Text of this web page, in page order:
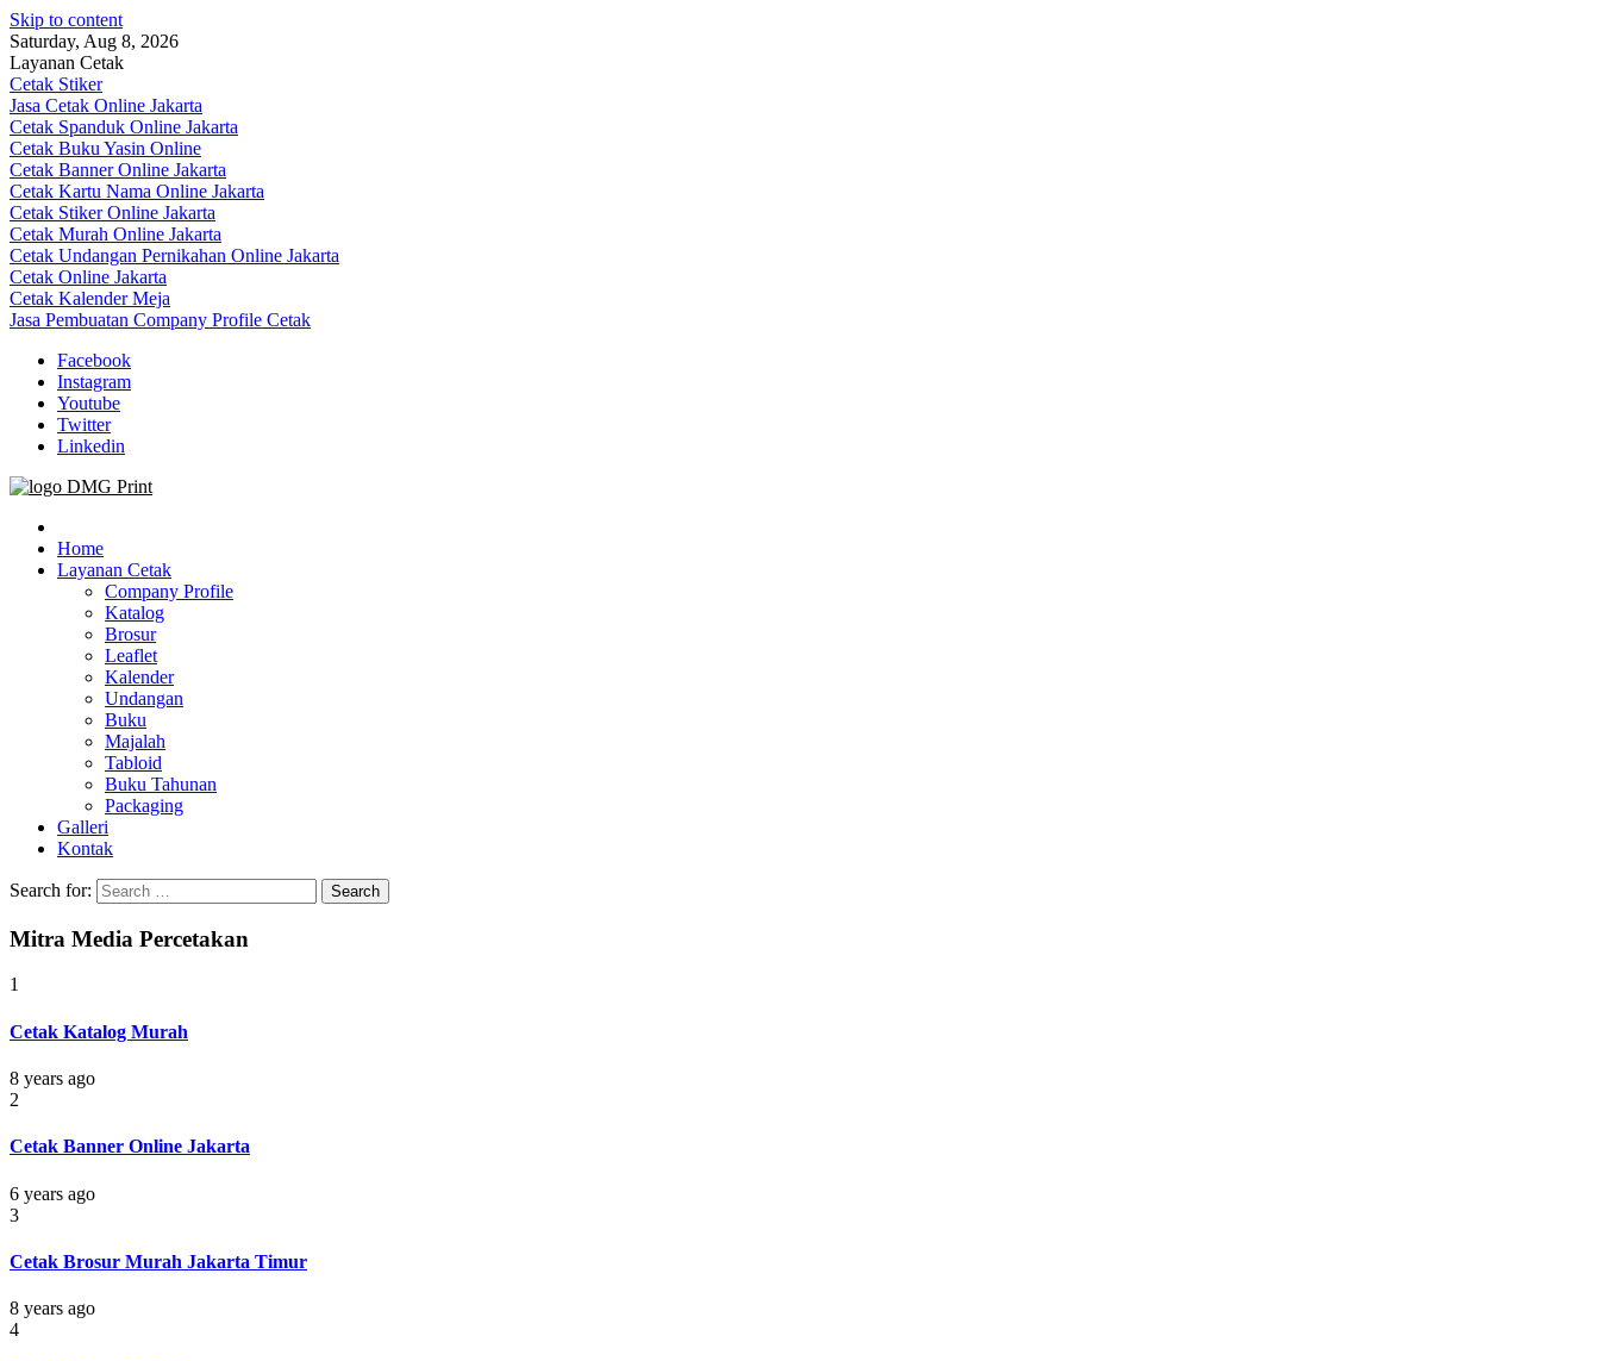
Skip to content
Saturday, Aug 8, 2026
Layanan Cetak
Cetak Stiker
Jasa Cetak Online Jakarta
Cetak Spanduk Online Jakarta
Cetak Buku Yasin Online
Cetak Banner Online Jakarta
Cetak Kartu Nama Online Jakarta
Cetak Stiker Online Jakarta
Cetak Murah Online Jakarta
Cetak Undangan Pernikahan Online Jakarta
Cetak Online Jakarta
Cetak Kalender Meja
Jasa Pembuatan Company Profile Cetak
Facebook
Instagram
Youtube
Twitter
Linkedin
Jasa Cetak Online DMG Printing
Home
Layanan Cetak
Company Profile
Katalog
Brosur
Leaflet
Kalender
Undangan
Buku
Majalah
Tabloid
Buku Tahunan
Packaging
Galleri
Kontak
Search for:
Mitra Media Percetakan
1
Cetak Katalog Murah
8 years ago
2
Cetak Banner Online Jakarta
6 years ago
3
Cetak Brosur Murah Jakarta Timur
8 years ago
4